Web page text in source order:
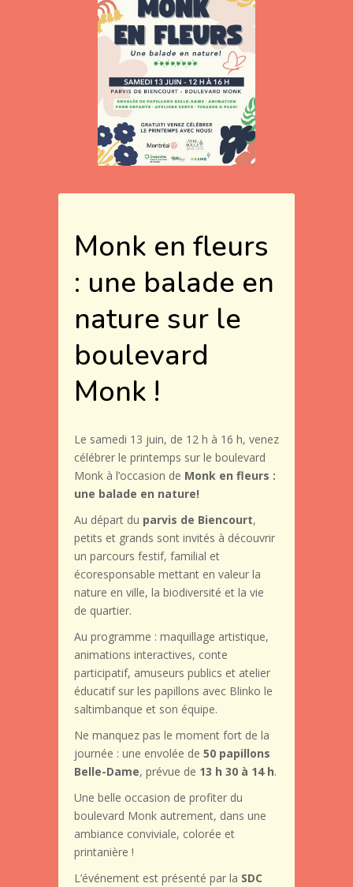
Monk en fleurs
: une balade en
nature sur le
boulevard
Monk !
Le samedi 13 juin, de 12 h à 16 h, venez
célébrer le printemps sur le boulevard
Monk à l’occasion de Monk en fleurs :
une balade en nature!
Au départ du parvis de Biencourt,
petits et grands sont invités à découvrir
un parcours festif, familial et
écoresponsable mettant en valeur la
nature en ville, la biodiversité et la vie
de quartier.
Au programme : maquillage artistique,
animations interactives, conte
participatif, amuseurs publics et atelier
éducatif sur les papillons avec Blinko le
saltimbanque et son équipe.
Ne manquez pas le moment fort de la
journée : une envolée de 50 papillons
Belle-Dame, prévue de 13 h 30 à 14 h.
Une belle occasion de profiter du
boulevard Monk autrement, dans une
ambiance conviviale, colorée et
printanière !
L’événement est présenté par la SDC